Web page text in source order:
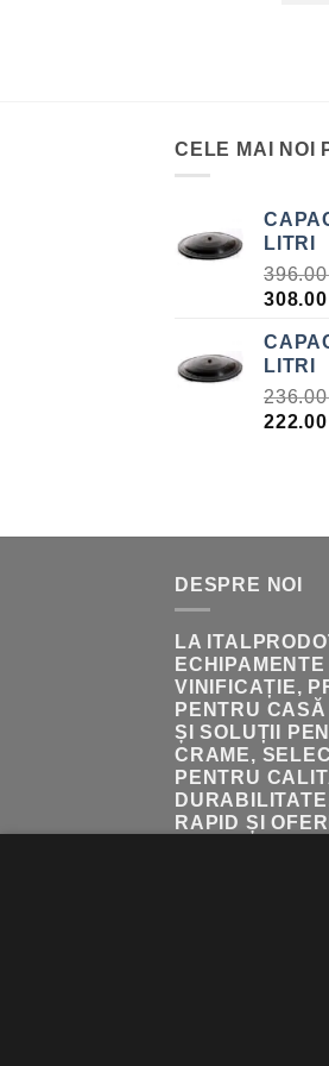
CELE MAI NOI
LITRI
A
FOST:
396.00
308.00
LITRI
222.00
DESPRE NOI
LA
VINIFICAȚIE,
PENTRU
ȘI SOLUȚII
CRAME,
PENTRU
RAPID ȘI